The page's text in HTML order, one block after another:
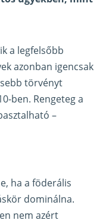
a legfelsőbb
azonban igencsak
törvényt
ben. Rengeteg a
–
ha a föderális
dominálna.
nem azért